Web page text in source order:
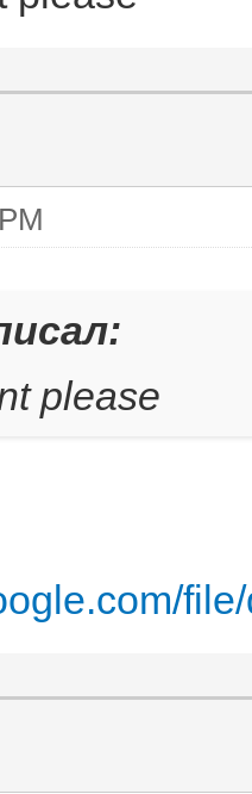
please